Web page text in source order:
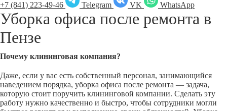
+7 (841) 223-49-46
Telegram VK WhatsApp
Уборка офиса после ремонта в
Пензе
Почему клининговая компания?
Даже, если у вас есть собственный персонал, занимающийся
наведением порядка, уборка офиса после ремонта — задача,
которую стоит поручить клининговой компании. Сделать эту
работу нужно качественно и быстро, чтобы сотрудники могли